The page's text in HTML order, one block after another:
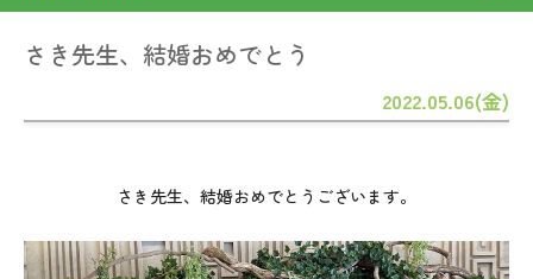
さき先生、結婚おめでとう
2022.05.06(金)
さき先生、結婚おめでとうございます。